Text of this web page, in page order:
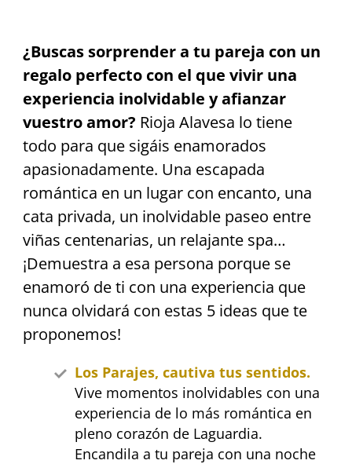
¿Buscas sorprender a tu pareja con un
regalo perfecto con el que vivir una
experiencia inolvidable y afianzar
vuestro amor? Rioja Alavesa lo tiene
todo para que sigáis enamorados
apasionadamente. Una escapada
romántica en un lugar con encanto, una
cata privada, un inolvidable paseo entre
viñas centenarias, un relajante spa…
¡Demuestra a esa persona porque se
enamoró de ti con una experiencia que
nunca olvidará con estas 5 ideas que te
proponemos!
Los Parajes, cautiva tus sentidos.
Vive momentos inolvidables con una
experiencia de lo más romántica en
pleno corazón de Laguardia.
Encandila a tu pareja con una noche